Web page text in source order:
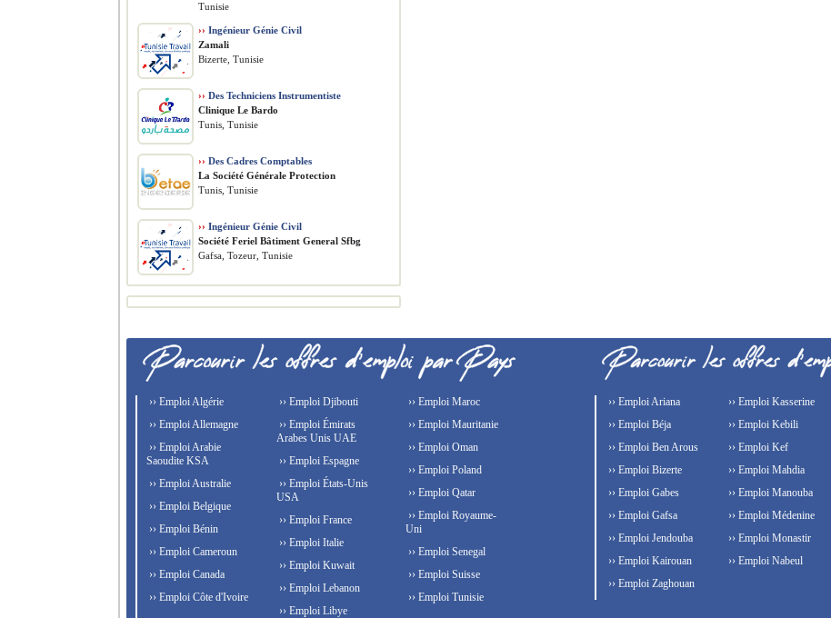
Tunisie
›› Ingénieur Génie Civil
Zamali
Bizerte, Tunisie
›› Des Techniciens Instrumentiste
Clinique Le Bardo
Tunis, Tunisie
›› Des Cadres Comptables
La Société Générale Protection
Tunis, Tunisie
›› Ingénieur Génie Civil
Société Feriel Bâtiment General Sfbg
Gafsa, Tozeur, Tunisie
›› Emploi Algérie
›› Emploi Allemagne
›› Emploi Arabie
Saoudite KSA
›› Emploi Australie
›› Emploi Belgique
›› Emploi Bénin
›› Emploi Cameroun
›› Emploi Canada
›› Emploi Côte d'Ivoire
›› Emploi Djibouti
›› Emploi Émirats
Arabes Unis UAE
›› Emploi Espagne
›› Emploi États-Unis
USA
›› Emploi France
›› Emploi Italie
›› Emploi Kuwait
›› Emploi Lebanon
›› Emploi Libye
›› Emploi Maroc
›› Emploi Mauritanie
›› Emploi Oman
›› Emploi Poland
›› Emploi Qatar
›› Emploi Royaume-
Uni
›› Emploi Senegal
›› Emploi Suisse
›› Emploi Tunisie
›› Emploi Ariana
›› Emploi Béja
›› Emploi Ben Arous
›› Emploi Bizerte
›› Emploi Gabes
›› Emploi Gafsa
›› Emploi Jendouba
›› Emploi Kairouan
›› Emploi Kasserine
›› Emploi Kebili
›› Emploi Kef
›› Emploi Mahdia
›› Emploi Manouba
›› Emploi Médenine
›› Emploi Monastir
›› Emploi Nabeul
›› Emploi Zaghouan